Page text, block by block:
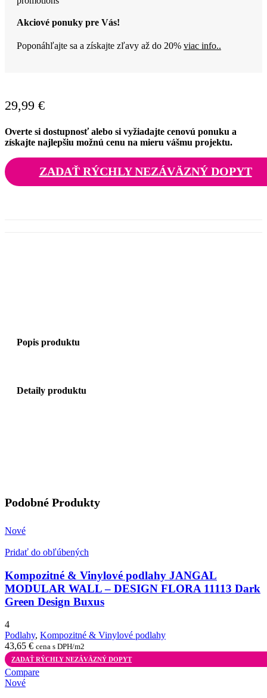
Akciové ponuky pre Vás!
Poponáhľajte sa a získajte zľavy až do 20% viac info..
29,99 €
Overte si dostupnosť alebo si vyžiadajte cenovú ponuku a
získajte najlepšiu možnú cenu na mieru vášmu projektu.
ZADAŤ RÝCHLY NEZÁVÄZNÝ DOPYT
Popis produktu
Detaily produktu
Podobné Produkty
Nové
Pridať do obľúbených
Kompozitné & Vinylové podlahy JANGAL
MODULAR WALL – DESIGN FLORA 11113 Dark
Green Design Buxus
4
Podlahy, Kompozitné & Vinylové podlahy
43,65 € cena s DPH/m2
ZADAŤ RÝCHLY NEZÁVÄZNÝ DOPYT
Compare
Nové